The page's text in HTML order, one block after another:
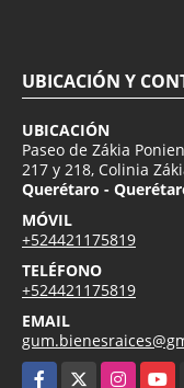
UBICACIÓN Y
UBICACIÓN
Paseo de Zákia
217 y 218, Colinia
Querétaro -
MÓVIL
+524421175819
TELÉFONO
+524421175819
EMAIL
Facebook
Instagram